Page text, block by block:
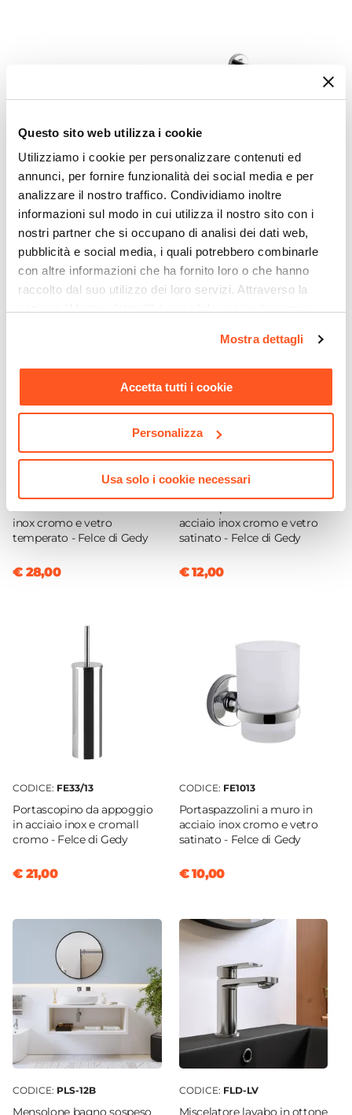
Questo sito web utilizza i cookie
Utilizziamo i cookie per personalizzare contenuti ed
annunci, per fornire funzionalità dei social media e per
analizzare il nostro traffico. Condividiamo inoltre
informazioni sul modo in cui utilizza il nostro sito con i
nostri partner che si occupano di analisi dei dati web,
pubblicità e social media, i quali potrebbero combinarle
con altre informazioni che ha fornito loro o che hanno
raccolto dal suo utilizzo dei loro servizi. Attraverso la
momento. Per maggiori informazioni si invita a leggere la
Mostra dettagli
Accetta tutti i cookie
Personalizza
Usa solo i cookie necessari
CODICE:FE21-60
cm in acciaio inox e cromall
cromo - Felce di Gedy
€ 16,99
CODICE:FE25
acciaio inox e cromall
cromo - Felce di Gedy
€ 13,01
FE191355G
Mensola 52 cm in acciaio
inox cromo e vetro
temperato - Felce di Gedy
€ 28,00
CODICE:FE1113G
Portasapone a muro in
acciaio inox cromo e vetro
satinato - Felce di Gedy
€ 12,00
CODICE: FE33/13
Portascopino da appoggio
in acciaio inox e cromall
cromo - Felce di Gedy
€ 21,00
CODICE: FE1013
Portaspazzolini a muro in
acciaio inox cromo e vetro
satinato - Felce di Gedy
€ 10,00
CODICE: PLS-12B
Mensolone bagno sospeso
CODICE: FLD-LV
Miscelatore lavabo in ottone